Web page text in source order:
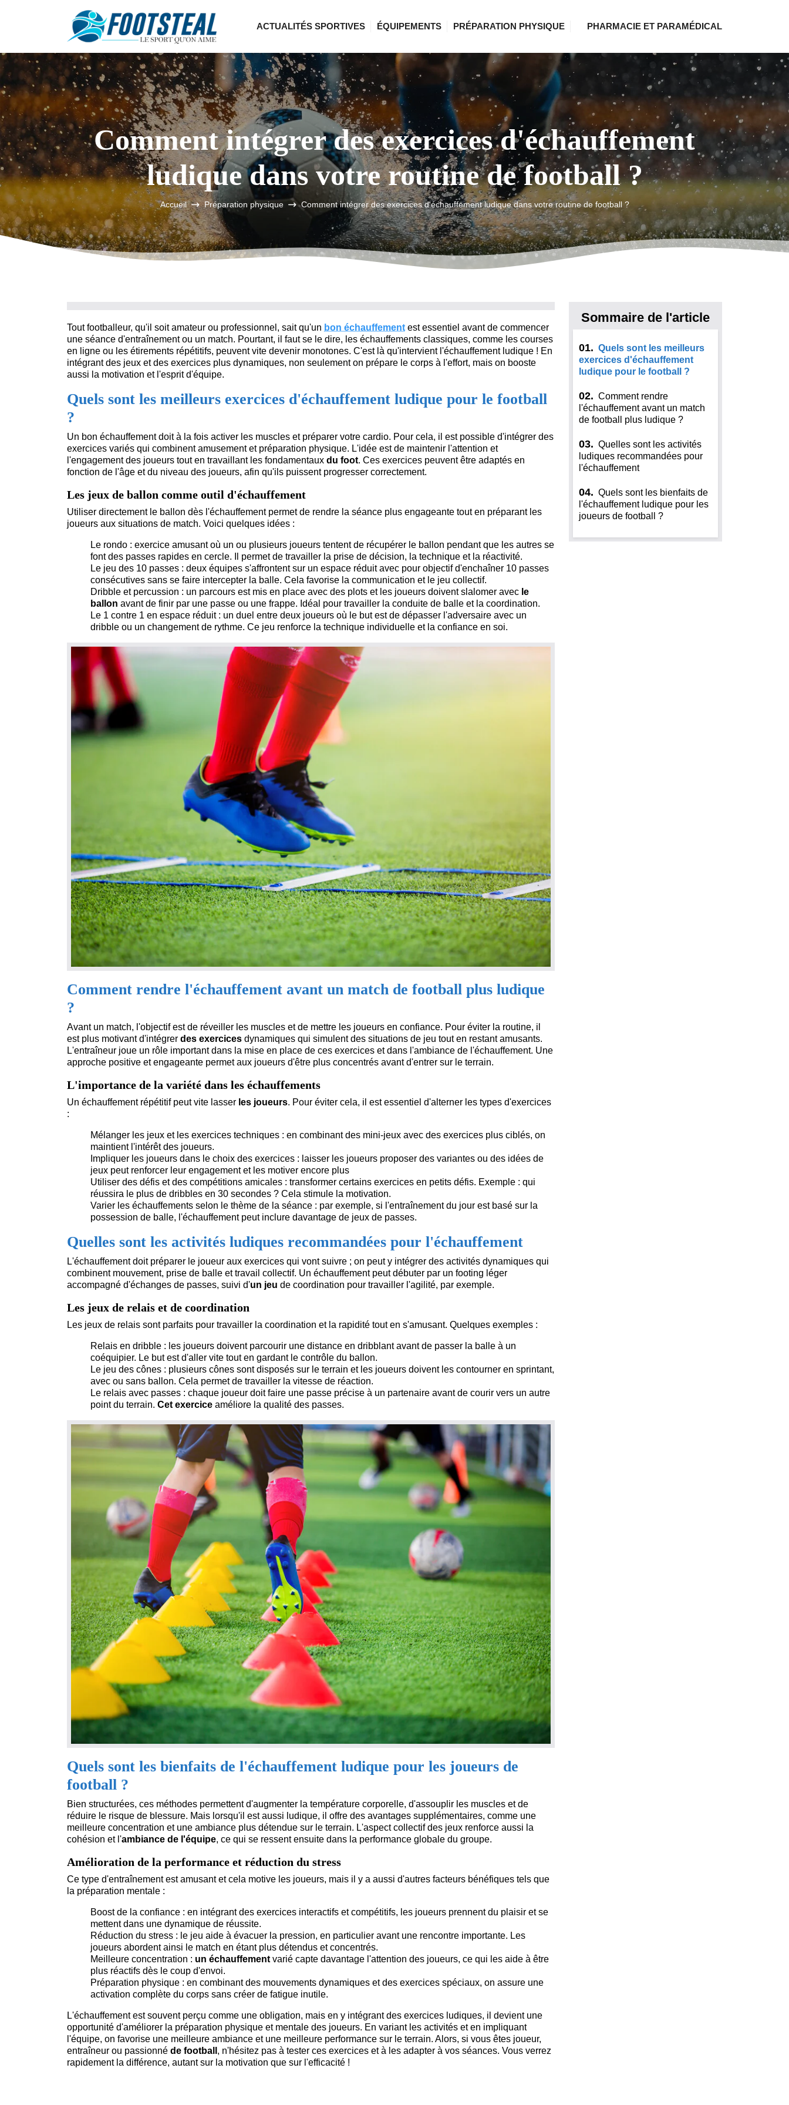
ACTUALITÉS SPORTIVES ÉQUIPEMENTS PRÉPARATION PHYSIQUE PHARMACIE ET PARAMÉDICAL
Comment intégrer des exercices d'échauffement
ludique dans votre routine de football ?
Accueil Préparation physique Comment intégrer des exercices d'échauffement ludique dans votre routine de football ?
Tout footballeur, qu'il soit amateur ou professionnel, sait qu'un bon échauffement est essentiel avant de commencer
une séance d'entraînement ou un match. Pourtant, il faut se le dire, les échauffements classiques, comme les courses
en ligne ou les étirements répétitifs, peuvent vite devenir monotones. C'est là qu'intervient l'échauffement ludique ! En
intégrant des jeux et des exercices plus dynamiques, non seulement on prépare le corps à l'effort, mais on booste
aussi la motivation et l'esprit d'équipe.
Quels sont les meilleurs exercices d'échauffement ludique pour le football
?
Un bon échauffement doit à la fois activer les muscles et préparer votre cardio. Pour cela, il est possible d'intégrer des
exercices variés qui combinent amusement et préparation physique. L'idée est de maintenir l'attention et
l'engagement des joueurs tout en travaillant les fondamentaux du foot. Ces exercices peuvent être adaptés en
fonction de l'âge et du niveau des joueurs, afin qu'ils puissent progresser correctement.
Les jeux de ballon comme outil d'échauffement
Utiliser directement le ballon dès l'échauffement permet de rendre la séance plus engageante tout en préparant les
joueurs aux situations de match. Voici quelques idées :
Le rondo : exercice amusant où un ou plusieurs joueurs tentent de récupérer le ballon pendant que les autres se
font des passes rapides en cercle. Il permet de travailler la prise de décision, la technique et la réactivité.
Le jeu des 10 passes : deux équipes s'affrontent sur un espace réduit avec pour objectif d'enchaîner 10 passes
consécutives sans se faire intercepter la balle. Cela favorise la communication et le jeu collectif.
Dribble et percussion : un parcours est mis en place avec des plots et les joueurs doivent slalomer avec le
ballon avant de finir par une passe ou une frappe. Idéal pour travailler la conduite de balle et la coordination.
Le 1 contre 1 en espace réduit : un duel entre deux joueurs où le but est de dépasser l'adversaire avec un
dribble ou un changement de rythme. Ce jeu renforce la technique individuelle et la confiance en soi.
Comment rendre l'échauffement avant un match de football plus ludique
?
Avant un match, l'objectif est de réveiller les muscles et de mettre les joueurs en confiance. Pour éviter la routine, il
est plus motivant d'intégrer des exercices dynamiques qui simulent des situations de jeu tout en restant amusants.
L'entraîneur joue un rôle important dans la mise en place de ces exercices et dans l'ambiance de l'échauffement. Une
approche positive et engageante permet aux joueurs d'être plus concentrés avant d'entrer sur le terrain.
L'importance de la variété dans les échauffements
Un échauffement répétitif peut vite lasser les joueurs. Pour éviter cela, il est essentiel d'alterner les types d'exercices
:
Mélanger les jeux et les exercices techniques : en combinant des mini-jeux avec des exercices plus ciblés, on
maintient l'intérêt des joueurs.
Impliquer les joueurs dans le choix des exercices : laisser les joueurs proposer des variantes ou des idées de
jeux peut renforcer leur engagement et les motiver encore plus
Utiliser des défis et des compétitions amicales : transformer certains exercices en petits défis. Exemple : qui
réussira le plus de dribbles en 30 secondes ? Cela stimule la motivation.
Varier les échauffements selon le thème de la séance : par exemple, si l'entraînement du jour est basé sur la
possession de balle, l'échauffement peut inclure davantage de jeux de passes.
Quelles sont les activités ludiques recommandées pour l'échauffement
L'échauffement doit préparer le joueur aux exercices qui vont suivre ; on peut y intégrer des activités dynamiques qui
combinent mouvement, prise de balle et travail collectif. Un échauffement peut débuter par un footing léger
accompagné d'échanges de passes, suivi d'un jeu de coordination pour travailler l'agilité, par exemple.
Les jeux de relais et de coordination
Les jeux de relais sont parfaits pour travailler la coordination et la rapidité tout en s'amusant. Quelques exemples :
Relais en dribble : les joueurs doivent parcourir une distance en dribblant avant de passer la balle à un
coéquipier. Le but est d'aller vite tout en gardant le contrôle du ballon.
Le jeu des cônes : plusieurs cônes sont disposés sur le terrain et les joueurs doivent les contourner en sprintant,
avec ou sans ballon. Cela permet de travailler la vitesse de réaction.
Le relais avec passes : chaque joueur doit faire une passe précise à un partenaire avant de courir vers un autre
point du terrain. Cet exercice améliore la qualité des passes.
Quels sont les bienfaits de l'échauffement ludique pour les joueurs de
football ?
Bien structurées, ces méthodes permettent d'augmenter la température corporelle, d'assouplir les muscles et de
réduire le risque de blessure. Mais lorsqu'il est aussi ludique, il offre des avantages supplémentaires, comme une
meilleure concentration et une ambiance plus détendue sur le terrain. L'aspect collectif des jeux renforce aussi la
cohésion et l'ambiance de l'équipe, ce qui se ressent ensuite dans la performance globale du groupe.
Amélioration de la performance et réduction du stress
Ce type d'entraînement est amusant et cela motive les joueurs, mais il y a aussi d'autres facteurs bénéfiques tels que
la préparation mentale :
Boost de la confiance : en intégrant des exercices interactifs et compétitifs, les joueurs prennent du plaisir et se
mettent dans une dynamique de réussite.
Réduction du stress : le jeu aide à évacuer la pression, en particulier avant une rencontre importante. Les
joueurs abordent ainsi le match en étant plus détendus et concentrés.
Meilleure concentration : un échauffement varié capte davantage l'attention des joueurs, ce qui les aide à être
plus réactifs dès le coup d'envoi.
Préparation physique : en combinant des mouvements dynamiques et des exercices spéciaux, on assure une
activation complète du corps sans créer de fatigue inutile.
L'échauffement est souvent perçu comme une obligation, mais en y intégrant des exercices ludiques, il devient une
opportunité d'améliorer la préparation physique et mentale des joueurs. En variant les activités et en impliquant
l'équipe, on favorise une meilleure ambiance et une meilleure performance sur le terrain. Alors, si vous êtes joueur,
entraîneur ou passionné de football , n'hésitez pas à tester ces exercices et à les adapter à vos séances. Vous verrez
rapidement la différence, autant sur la motivation que sur l'efficacité !
Sommaire de l'article
01. Quels sont les meilleurs
exercices d'échauffement
ludique pour le football ?
02. Comment rendre
l'échauffement avant un match
de football plus ludique ?
03. Quelles sont les activités
ludiques recommandées pour
l'échauffement
04. Quels sont les bienfaits de
l'échauffement ludique pour les
joueurs de football ?